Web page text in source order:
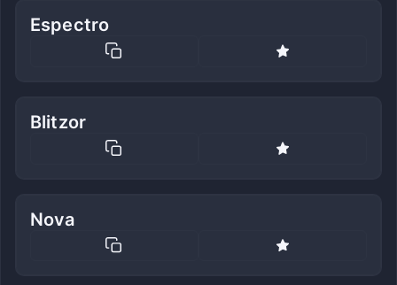
Espectro
Blitzor
Nova